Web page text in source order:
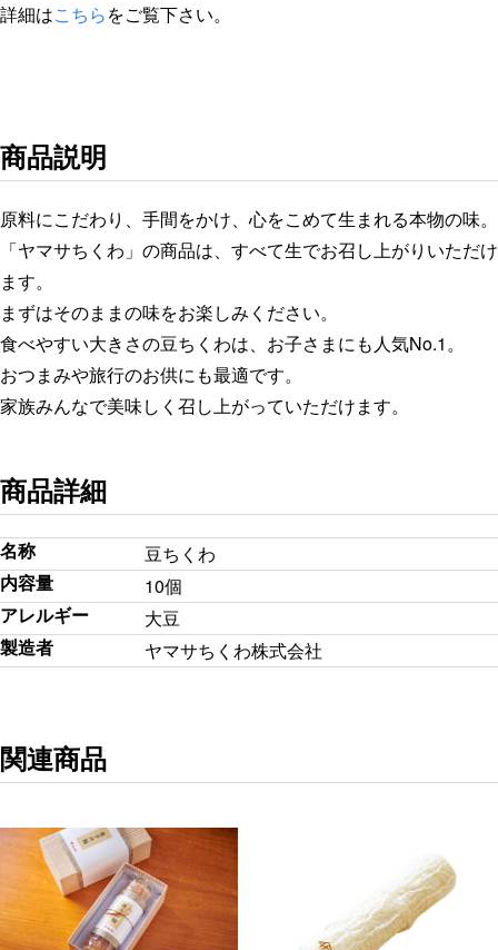
詳細はこちらをご覧下さい。
商品説明
原料にこだわり、手間をかけ、心をこめて生まれる本物の味。
「ヤマサちくわ」の商品は、すべて生でお召し上がりいただけ
ます。
まずはそのままの味をお楽しみください。
食べやすい大きさの豆ちくわは、お子さまにも人気No.1。
おつまみや旅行のお供にも最適です。
家族みんなで美味しく召し上がっていただけます。
商品詳細
名称
豆ちくわ
内容量
10個
アレルギー
大豆
製造者
ヤマサちくわ株式会社
関連商品